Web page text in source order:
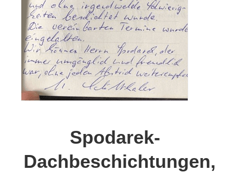
Spodarek-
Dachbeschichtungen,